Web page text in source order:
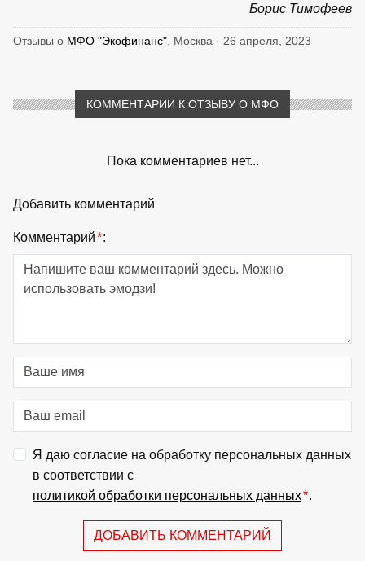
Борис Тимофеев
Отзывы о МФО "Экофинанс" , Москва · 26 апреля, 2023
КОММЕНТАРИИ К ОТЗЫВУ О МФО
Пока комментариев нет...
Добавить комментарий
Комментарий*:
Я даю согласие на обработку персональных данных
в соответствии с
политикой обработки персональных данных*.
ДОБАВИТЬ КОММЕНТАРИЙ